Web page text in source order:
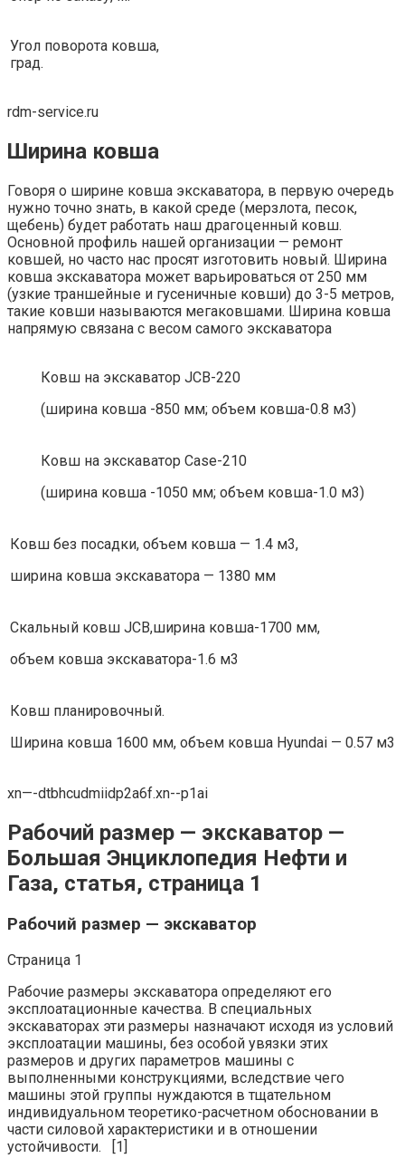
Угол поворота ковша,
град.
rdm-service.ru
Ширина ковша
Говоря о ширине ковша экскаватора, в первую очередь
нужно точно знать, в какой среде (мерзлота, песок,
щебень) будет работать наш драгоценный ковш.
Основной профиль нашей организации — ремонт
ковшей, но часто нас просят изготовить новый. Ширина
ковша экскаватора может варьироваться от 250 мм
(узкие траншейные и гусеничные ковши) до 3-5 метров,
такие ковши называются мегаковшами. Ширина ковша
напрямую связана с весом самого экскаватора
Ковш на экскаватор JCB-220
(ширина ковша -850 мм; объем ковша-0.8 м3)
Ковш на экскаватор Case-210
(ширина ковша -1050 мм; объем ковша-1.0 м3)
Ковш без посадки, объем ковша — 1.4 м3,
ширина ковша экскаватора — 1380 мм
Скальный ковш JCB,ширина ковша-1700 мм,
объем ковша экскаватора-1.6 м3
Ковш планировочный.
Ширина ковша 1600 мм, объем ковша Hyundai — 0.57 м3
xn—-dtbhcudmiidp2a6f.xn--p1ai
Рабочий размер — экскаватор —
Большая Энциклопедия Нефти и
Газа, статья, страница 1
Рабочий размер — экскаватор
Cтраница 1
Рабочие размеры экскаватора определяют его
эксплоатационные качества. В специальных
экскаваторах эти размеры назначают исходя из условий
эксплоатации машины, без особой увязки этих
размеров и других параметров машины с
выполненными конструкциями, вследствие чего
машины этой группы нуждаются в тщательном
индивидуальном теоретико-расчетном обосновании в
части силовой характеристики и в отношении
устойчивости. [1]